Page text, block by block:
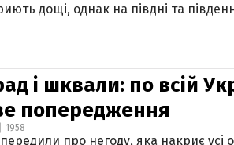
дощі, однак на півдні та
і шквали: по всій
попередження
1958
про негоду, яка накриє усі